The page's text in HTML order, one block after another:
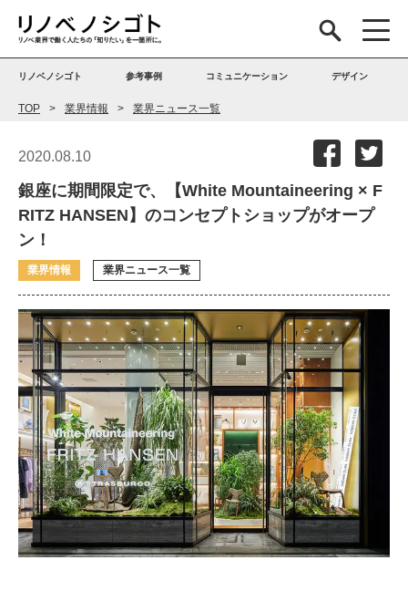
リノベノシゴト 参考事例 コミュニケーション デザイン
TOP 業界情報 業界ニュース一覧
2020.08.10
銀座に期間限定で、【White Mountaineering × F
RITZ HANSEN】のコンセプトショップがオープ
ン！
業界情報 業界ニュース一覧